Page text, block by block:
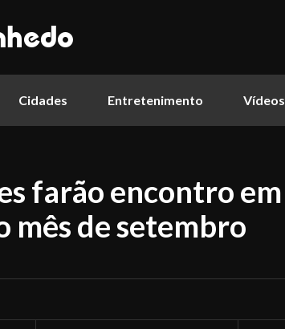
Cidades Entretenimento Vídeos
farão encontro em
mês de setembro